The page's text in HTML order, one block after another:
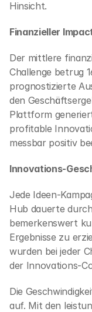
Hinsicht.
Finanzieller
Der mittlere
Challenge betrug
prognostizierte
den
Plattform
profitable
messbar positiv
Innovations-
Jede Ideen-
Hub dauerte
bemerkenswert
Ergebnisse zu
wurden bei jeder
der Innovations-
Die
auf. Mit den